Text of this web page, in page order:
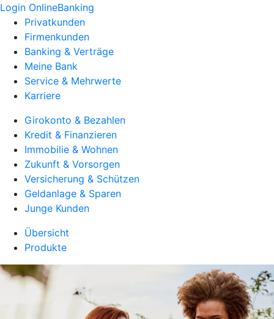
Login OnlineBanking
Privatkunden
Firmenkunden
Banking & Verträge
Meine Bank
Service & Mehrwerte
Karriere
Girokonto & Bezahlen
Kredit & Finanzieren
Immobilie & Wohnen
Zukunft & Vorsorgen
Versicherung & Schützen
Geldanlage & Sparen
Junge Kunden
Übersicht
Produkte